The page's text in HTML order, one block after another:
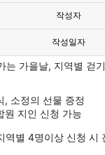
작성자
작성일자
는 가을날, 지역별 걷
, 소정의 선물 증정
원 지인 신청 가능
역별 4명이상 신청 시